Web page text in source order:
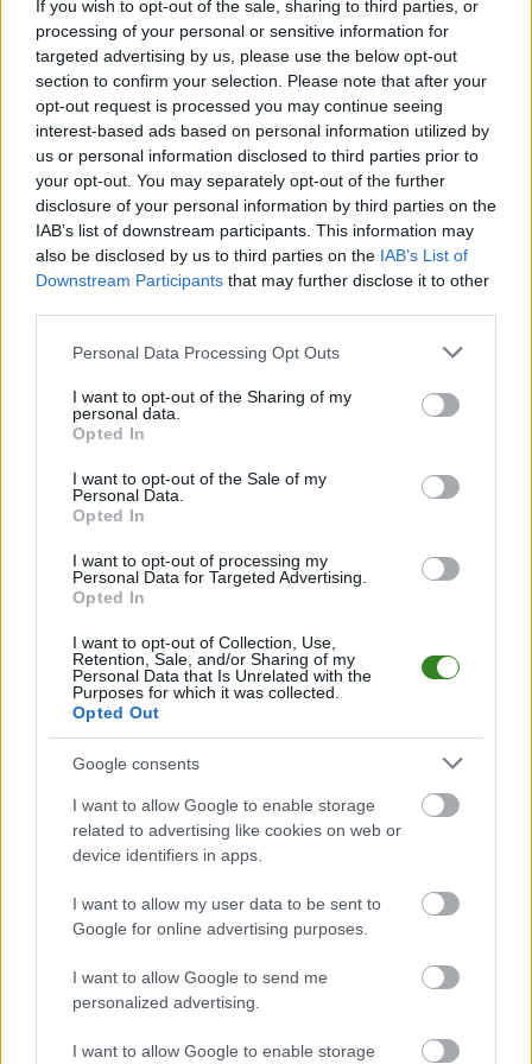
If you wish to opt-out of the sale, sharing to third parties, or
processing of your personal or sensitive information for
targeted advertising by us, please use the below opt-out
section to confirm your selection. Please note that after your
opt-out request is processed you may continue seeing
interest-based ads based on personal information utilized by
us or personal information disclosed to third parties prior to
your opt-out. You may separately opt-out of the further
disclosure of your personal information by third parties on the
IAB’s list of downstream participants. This information may
also be disclosed by us to third parties on the IAB’s List of
Downstream Participants that may further disclose it to other
Please note that this website/app uses one or more Google
not limited to your visit or usage behaviour. You may click to
grant or deny consent to Google and its third-party tags to
use your data for below specified purposes in below Google
consent section.
Personal Data Processing Opt Outs
I want to opt-out of the Sharing of my
personal data.
Opted In
I want to opt-out of the Sale of my
Personal Data.
Opted In
I want to opt-out of processing my
Personal Data for Targeted Advertising.
Opted In
I want to opt-out of Collection, Use,
Retention, Sale, and/or Sharing of my
Personal Data that Is Unrelated with the
Purposes for which it was collected.
Opted Out
Google consents
I want to allow Google to enable storage
related to advertising like cookies on web or
device identifiers in apps.
I want to allow my user data to be sent to
Google for online advertising purposes.
I want to allow Google to send me
personalized advertising.
I want to allow Google to enable storage
bramek, kartki, składy, statystyki i informacje o przebiegu
spotkania. To kompletne źródło danych dla kibiców i pasjonatów
lokalnej piłki nożnej. Jeżeli aktualnie nie widzisz tutaj danych z pewnością
pracujemy nad tym żeby je uzupełnić.
Wynik meczu Retman Ulanów vs GKS Groble
Po zakończeniu spotkania automatycznie publikujemyoficjalny wynik
spotkania, a także dane meczowe, jeśli są dostępne.
Pełny harmonogram rozgrywek dostępny jest tutaj: Stalowa Wola >
Klasa A, gr. II - terminarz.
Informacje o składach i strzelcach
rezerwowych, zmiany oraz listę strzelców bramek. Informacje te
Jeśli jesteś kibicem klubu Retman Ulanów lub GKS Groble - zaglądaj tutaj
częściej. Nasz serwis regularnie dostarcza informacje o
PodkarpacieLive.pl to największa bazameczów lokalnych drużyn
piłkarskichw województwie. Sprawdź nasze relacje, śledź ulubioną ligę i
bądź na bieżąco z wydarzeniami z boisk!
Analiza przed meczem: Retman Ulanów vs GKS Groble
Retman Ulanów - GKS Groble
sierpnia 2025. Początek meczu o godz. 17:00.
Retman Ulanów przystępuje do tego spotkania w roli gospodarza. Jak
drużyna radzi sobie w sezonie 2025/2026 rozgrywek Stalowa Wola >
Klasa A, gr. II przed własną publicznością? Na tej stronie możecie
zobaczyć tabelę uwzględniającą tylko mecze u siebie. W tabeli biorącej
pod uwagę tylko mecze wyjazdowe możecie natomiast sprawdzić jak
Stalowa Wola > Klasa A, gr. II - sytuacja w tabeli
Przed meczami 4. kolejki - Stalowa Wola > Klasa A, gr. II gospodarze
plasują się na 8. miejscu.
Poniżej znajdziesz także ostatnie mecze obu drużyn oraz statystyki
Retman Ulanów vs. GKS Groble - relacja, wynik na żywo,
transmisja
Wynik meczu Retman Ulanów - GKS Groble znajdziesz na naszej stronie